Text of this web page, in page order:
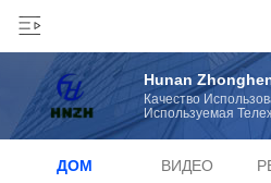
Hunan
Качество
Используемая
Изготовитель От
ДОМ ВИДЕО